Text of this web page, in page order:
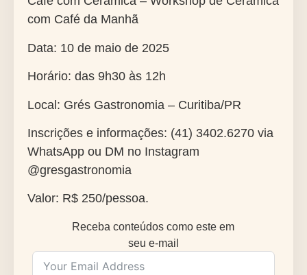
com Café da Manhã
Data: 10 de maio de 2025
Horário: das 9h30 às 12h
Local: Grés Gastronomia – Curitiba/PR
Inscrições e informações: (41) 3402.6270 via
WhatsApp ou DM no Instagram
@gresgastronomia
Valor: R$ 250/pessoa.
Receba conteúdos como este em
seu e-mail